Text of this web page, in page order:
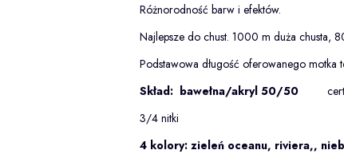
Różnorodność barw i efektów.
Najlepsze do chust. 1000 m duża chusta,
Podstawowa długość oferowanego
Skład: bawełna/akryl 50/50
3/4 nitki
4 kolory: zieleń oceanu, riviera,,